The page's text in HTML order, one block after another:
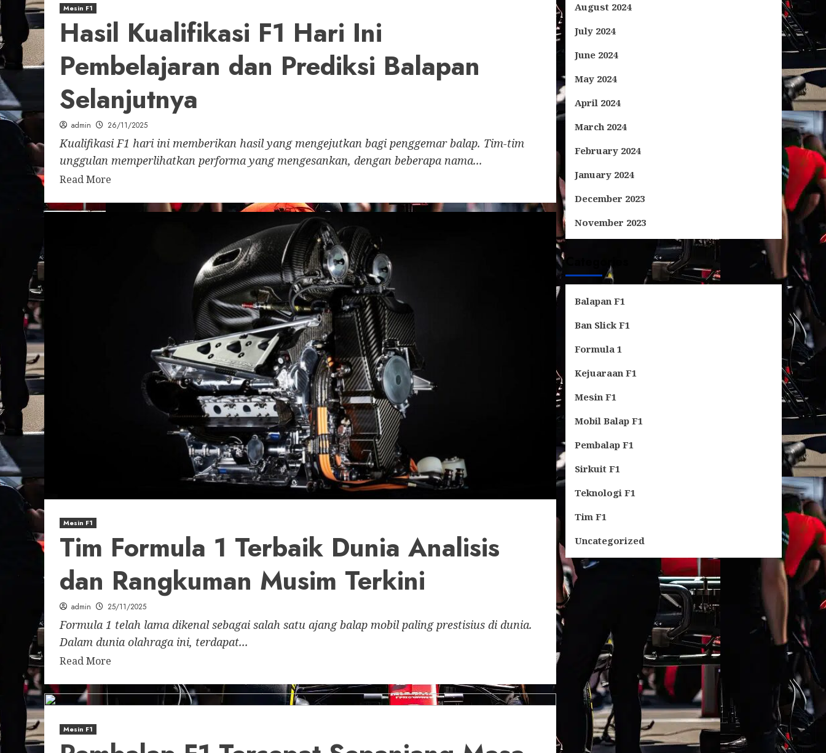
Mesin F1
Hasil Kualifikasi F1 Hari Ini
Pembelajaran dan Prediksi Balapan
Selanjutnya
admin 26/11/2025
Kualifikasi F1 hari ini memberikan hasil yang mengejutkan bagi penggemar balap. Tim-tim
unggulan memperlihatkan performa yang mengesankan, dengan beberapa nama...
Read More
Mesin F1
Tim Formula 1 Terbaik Dunia Analisis
dan Rangkuman Musim Terkini
admin 25/11/2025
Formula 1 telah lama dikenal sebagai salah satu ajang balap mobil paling prestisius di dunia.
Dalam dunia olahraga ini, terdapat...
Read More
Mesin F1
August 2024
July 2024
June 2024
May 2024
April 2024
March 2024
February 2024
January 2024
December 2023
November 2023
Categories
Balapan F1
Ban Slick F1
Formula 1
Kejuaraan F1
Mesin F1
Mobil Balap F1
Pembalap F1
Sirkuit F1
Teknologi F1
Tim F1
Uncategorized